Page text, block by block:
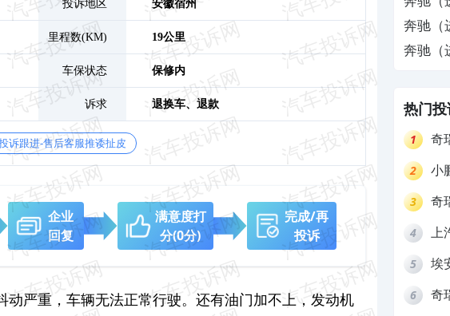
投诉地区 安徽宿州
里程数(KM) 19公里
车保状态 保修内
诉求 退换车、 退款
诉跟进-售后客服推诿扯皮
企业
回复
满意度打
分(0分)
完成/再
投诉
严重，车辆无法正常行驶。还有油门加不上，发动机
不严，
奔驰（
在严重
奔驰（
热门
1
奇
拒
2
小
3
奇
4
上
5
埃
6
奇